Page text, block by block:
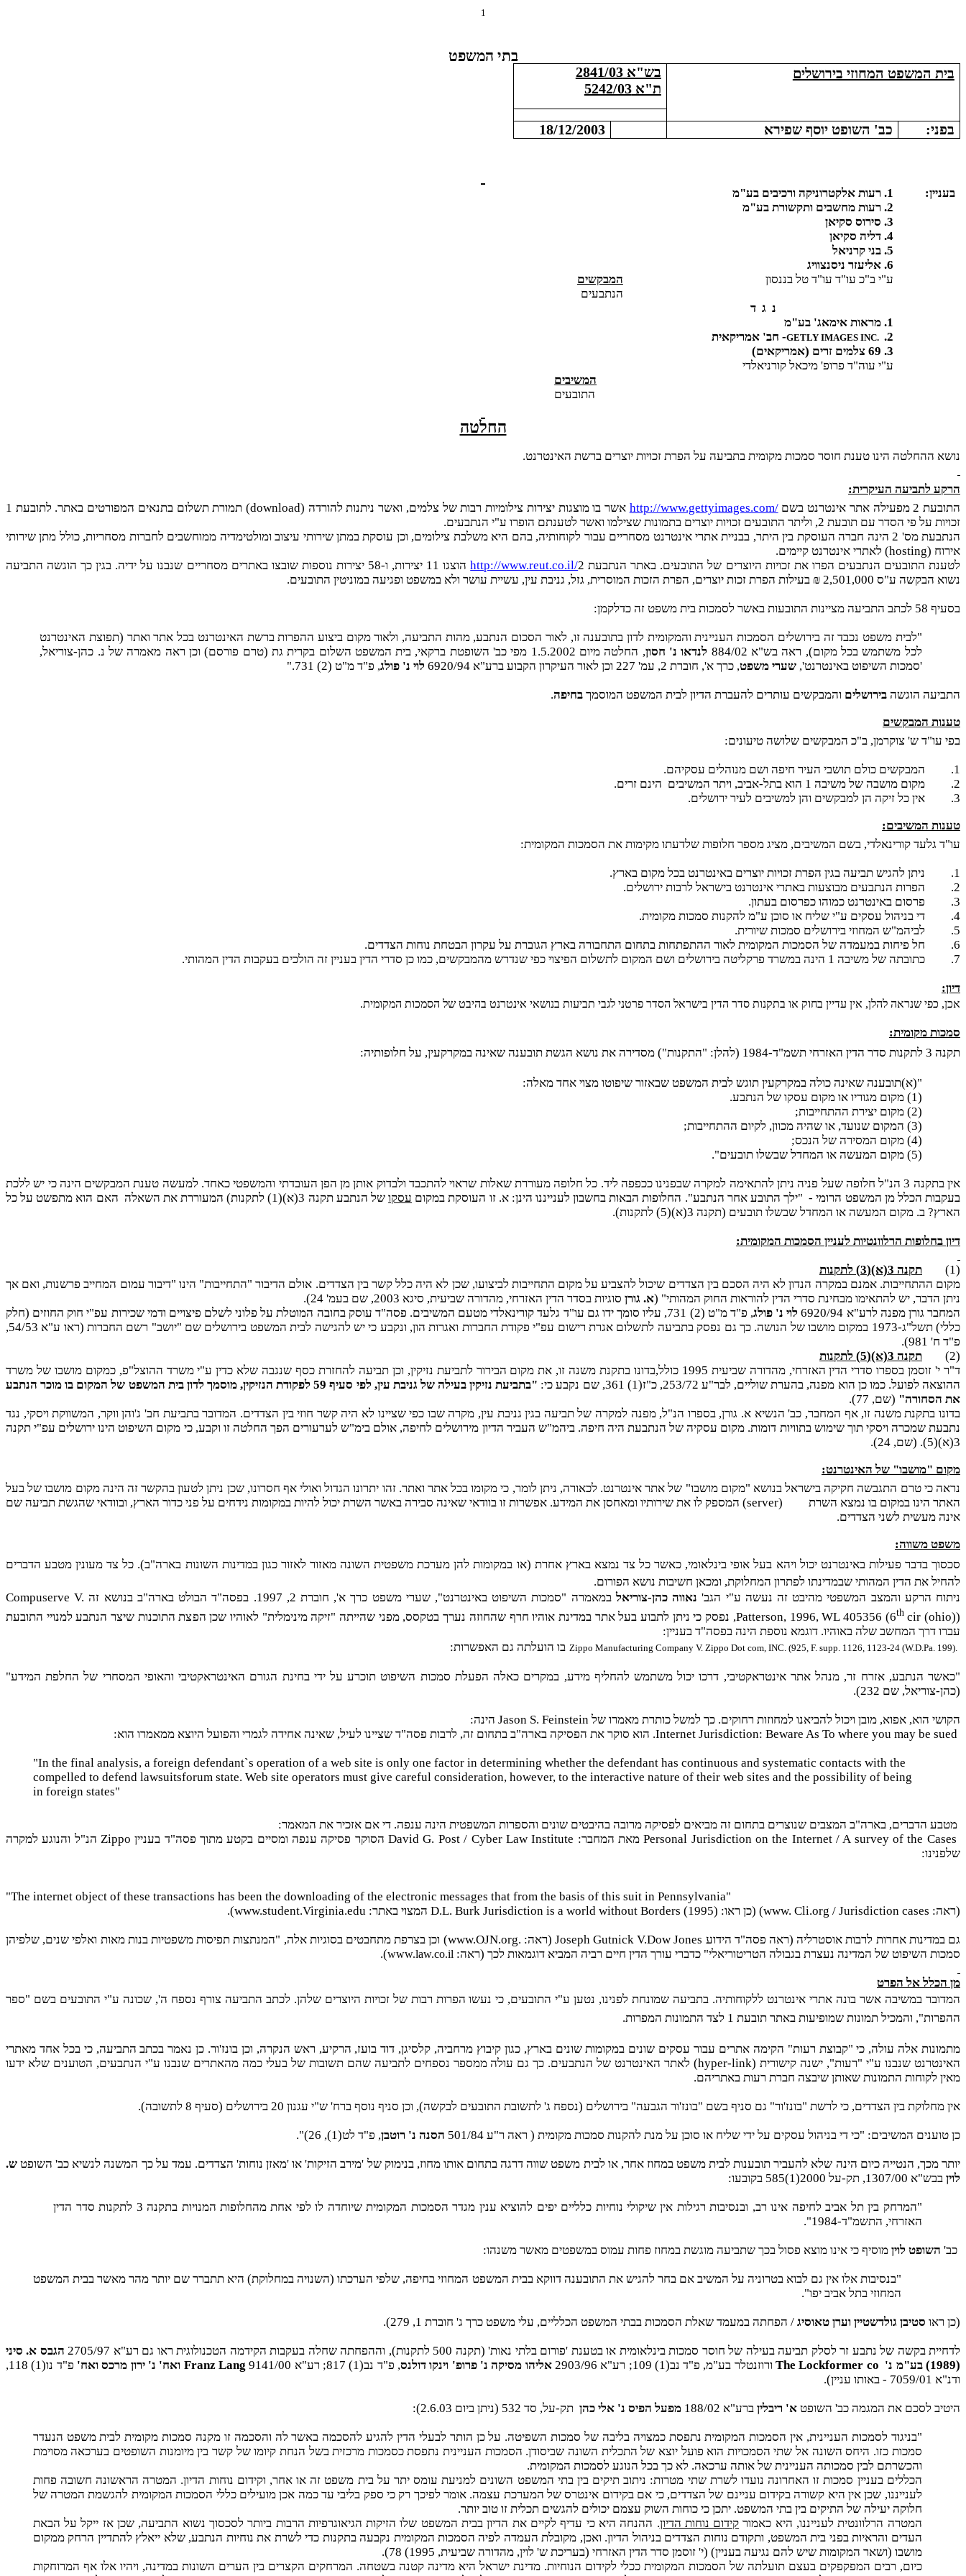
1
בתי המשפט
בש"א 2841/03
ת"א 5242/03
בית המשפט המחוזי בירושלים
18/12/2003 כב' השופט יוסף שפירא בפני:
1. רעות אלקטרוניקה ורכיבים בע"מ
2. רעות מחשבים ותקשורת בע"מ
3. סירוס סקיאן
4. דליה סקיאן
5. בני קרניאל
6. אליעזר ניסנצוויג
בעניין:
המבקשים
הנתבעים
ע"י ב"כ עו"ד עו"ד טל בננסון
נ ג ד
1. מראות אימאג' בע"מ
2.
GETLY IMAGES INC.- חב' אמריקאית
3. 69 צלמים זרים (אמריקאים)
ע"י עוה"ד פרופ' מיכאל קורניאלדי
המשיבים
התובעים
החלטה
נושא ההחלטה הינו טענת חוסר סמכות מקומית בתביעה על הפרת זכויות יוצרים ברשת האינטרנט.
הרקע לתביעה העיקרית:
התובעת 2 מפעילה אתר אינטרנט בשם
http://www.gettyimages.com/ אשר בו מוצגות יצירות צילומיות רבות של צלמים, ואשר ניתנות להורדה (download
) תמורת תשלום בתנאים המפורטים באתר. לתובעת 1
זכויות על פי הסדר עם תובעת 2, וליתר התובעים זכויות יוצרים בתמונות שצילמו ואשר לטענתם הופרו ע"י הנתבעים.
הנתבעת מס' 2 הינה חברה העוסקת בין היתר, בבניית אתרי אינטרנט מסחריים עבור לקוחותיה, בהם היא משלבת צילומים, וכן עוסקת במתן שירותי עיצוב ומולטימדיה ממוחשבים לחברות מסחריות, כולל מתן שירותי
אירוח (hosting) לאתרי אינטרנט קיימים.
לטענת התובעים הנתבעים הפרו את זכויות היוצרים של התובעים. באתר הנתבעת 2
http://www.reut.co.il/
הוצגו 11 יצירות, ו-58 יצירות נוספות שובצו באתרים מסחריים שנבנו על ידיה. בגין כך הוגשה התביעה
נשוא הבקשה ע"ס 2,501,000 ₪ בעילות הפרת זכות יוצרים, הפרת הזכות המוסרית, גזל, גניבת עין, עשיית עושר ולא במשפט ופגיעה במוניטין התובעים.
בסעיף 58 לכתב התביעה מציינות התובעות באשר לסמכות בית משפט זה כדלקמן:
"לבית משפט נכבד זה בירושלים הסמכות העניינית והמקומית לדון בתובענה זו, לאור הסכום הנתבע, מהות התביעה, ולאור מקום ביצוע ההפרות ברשת האינטרנט בכל אתר ואתר (תפוצת האינטרנט
לכל משתמש בכל מקום), ראה בש"א 884/02
לנדאו נ' חסון
, החלטה מיום 1.5.2002 מפי כב' השופטת ברקאי, בית המשפט השלום בקרית גת (טרם פורסם) וכן ראה מאמרה של נ. כהן-צוריאל,
'סמכות השיפוט באינטרנט',שערי משפט, כרך א', חוברת 2, עמ' 227 וכן לאור העיקרון הקבוע ברע"א 6920/94 לוי נ' פולג, פ"ד מ"ט (2) 731."
התביעה הוגשה בירושלים והמבקשים עותרים להעברת הדיון לבית המשפט המוסמך בחיפה.
טענות המבקשים
בפי עו"ד ש' צוקרמן, ב"כ המבקשים שלושה טיעונים:
1.
המבקשים כולם תושבי העיר חיפה ושם מנוהלים עסקיהם.
2.
מקום מושבה של משיבה 1 הוא בתל-אביב, ויתר המשיבים
הינם זרים.
3.
אין כל זיקה הן למבקשים והן למשיבים לעיר ירושלים.
טענות המשיבים:
עו"ד גלעד קורינאלדי, בשם המשיבים, מציג מספר חלופות שלדעתו מקימות את הסמכות המקומית:
1.
ניתן להגיש תביעה בגין הפרת זכויות יוצרים באינטרנט בכל מקום בארץ.
2.
הפרות הנתבעים מבוצעות באתרי אינטרנט בישראל לרבות ירושלים.
3.
פרסום באינטרנט כמוהו כפרסום בעתון.
4.
די בניהול עסקים ע"י שליח או סוכן ע"מ להקנות סמכות מקומית.
5.
לביהמ"ש המחוזי בירושלים סמכות שיורית.
6.
חל פיחות במעמדה של הסמכות המקומית לאור ההתפתחות בתחום התחבורה בארץ הגוברת על עקרון הבטחת נוחות הצדדים.
7.
כתובתה של משיבה 1 הינה במשרד פרקליטה בירושלים ושם המקום לתשלום הפיצוי כפי שנדרש מהמבקשים, כמו כן סדרי הדין בעניין זה הולכים בעקבות הדין המהותי.
דיון:
אכן, כפי שנראה להלן, אין עדיין בחוק או בתקנות סדר הדין בישראל הסדר פרטני לגבי תביעות בנושאי אינטרנט בהיבט של הסמכות המקומית.
סמכות מקומית:
תקנה 3 לתקנות סדר הדין האזרחי תשמ"ד-1984 (להלן: "התקנות") מסדירה את נושא הגשת תובענה שאינה במקרקעין, על חלופותיה:
"(א)תובענה שאינה כולה במקרקעין תוגש לבית המשפט שבאזור שיפוטו מצוי אחד מאלה:
(1) מקום מגוריו או מקום עסקו של הנתבע.
(2) מקום יצירת ההתחייבות;
(3) המקום שנועד, או שהיה מכוון, לקיום ההתחייבות;
(4) מקום המסירה של הנכס;
(5) מקום המעשה או המחדל שבשלו תובעים".
אין בתקנה 3 הנ"ל חלופה שעל פניה ניתן להתאימה למקרה שבפנינו ככפפה ליד. כל חלופה מעוררת שאלות שראוי להתכבד ולבדוק אותן מן הפן העובדתי והמשפטי כאחד. למעשה טענת המבקשים הינה כי יש ללכת
בעקבות הכלל מן המשפט הרומי - "ילך התובע אחר הנתבע". החלופות הבאות בחשבון לענייננו הינן: א. זו העוסקת במקום עסקושל הנתבע תקנה 3(א)(1) לתקנות) המעוררת את השאלה
האם הוא מתפשט על כל
הארץ? ב. מקום המעשה או המחדל שבשלו תובעים (תקנה 3(א)(5) לתקנות).
דיון בחלופות הרלוונטיות לעניין הסמכות המקומית:
(1)
תקנה 3(א)(3) לתקנות
מקום ההתחייבות. אמנם במקרה הנדון לא היה הסכם בין הצדדים שיכול להצביע על מקום התחייבות לביצועו, שכן לא היה כלל קשר בין הצדדים. אולם הדיבור "התחייבות" הינו "דיבור עמום המחייב פרשנות, ואם אך
ניתן הדבר, יש להתאימו מבחינת סדרי הדין להוראות החוק המהותי" (א. גורן סוגיות בסדר הדין האזרחי, מהדורה שביעית, סיגא 2003, שם בעמ' 24).
המחבר גורן מפנה לרע"א 6920/94
לוי נ' פולג
, פ"ד מ"ט (2) 731, עליו סומך ידו גם עו"ד גלעד קורינאלדי מטעם המשיבים. פסה"ד עוסק בחובה המוטלת על פלוני לשלם פיצויים ודמי שכירות עפ"י חוק החוזים (חלק
כללי) תשל"ג-1973 במקום מושבו של הנושה. כך גם נפסק בתביעה לתשלום אגרת רישום עפ"י פקודת החברות ואגרות הון, ונקבע כי יש להגישה לבית המשפט בירושלים שם "יושב" רשם החברות (ראו ע"א 54/53,
פ"ד ח' 981).
(2)
תקנה 3(א)(5) לתקנות
ד"ר י' זוסמן בספרו סדרי הדין האזרחי, מהדורה שביעית 1995 כולל,בדונו בתקנת משנה זו, את מקום הבירור לתביעת נזיקין, וכן תביעה להחזרת כסף שנגבה שלא כדין ע"י משרד ההוצל"פ, כמקום מושבו של משרד
ההוצאה לפועל. כמו כן הוא מפנה, בהערת שוליים, לבר"ע 253/72, כ"ז(1) 361, שם נקבע כי:
"בתביעת נזיקין בעילה של גניבת עין, לפי סעיף 59 לפקודת הנזיקין, מוסמך לדון בית המשפט של המקום בו מוכר הנתבע
את הסחורה" (שם, 77).
בדונו בתקנת משנה זו, אף המחבר, כב' הנשיא א. גורן, בספרו הנ"ל, מפנה למקרה של תביעה בגין גניבת עין, מקרה שבו כפי שציינו לא היה קשר חוזי בין הצדדים. המדובר בתביעת חב' ג'והן ווקר, המשווקת ויסקי, נגד
נתבעת שמכרה ויסקי תוך שימוש בתוויות דומות. מקום עסקיה של הנתבעת היה חיפה. ביהמ"ש העביר הדיון מירושלים לחיפה, אולם בימ"ש לערעורים הפך החלטה זו וקבע, כי מקום השיפוט הינו ירושלים עפ"י תקנה
3(א)(5). (שם, 24).
מקום "מושבו" של האינטרנט:
נראה כי טרם התגבשה חקיקה בישראל בנושא "מקום מושבו" של אתר אינטרנט. לכאורה, ניתן לומר, כי מקומו בכל אתר ואתר. זהו יתרונו הגדול ואולי אף חסרונו, שכן ניתן לטעון בהקשר זה הינה מקום מושבו של בעל
האתר הינו במקום בו נמצא השרת
(
server) המספק לו את שירותיו ומאחסן את המידע. אפשרות זו בוודאי שאינה סבירה באשר השרת יכול להיות במקומות נידחים על פני כדור הארץ, ובוודאי שהגשת תביעה שם
אינה מעשית לשני הצדדים.
משפט משווה:
סכסוך בדבר פעילות באינטרנט יכול ויהא בעל אופי בינלאומי, כאשר כל צד נמצא בארץ אחרת (או במקומות להן מערכת משפטית השונה מאזור לאזור כגון במדינות השונות בארה"ב). כל צד מעונין מטבע הדברים
להחיל את הדין המהותי שבמדינתו לפתרון המחלוקת, ומכאן חשיבות נושא הפורום.
ניתוח הרקע והמצב המשפטי מהיבט זה נעשה ע"י הגב' נאווה כהן-צוריאלבמאמרה "סמכות השיפוט באינטרנט", שערי משפט כרך א', חוברת 2, 1997. בפסה"ד הבולט בארה"ב בנושא זה
Compuserve V.
Patterson, 1996, WL 405356 (6thcir (ohio))
, נפסק כי ניתן לתבוע בעל אתר במדינת אוהיו חרף שהחוזה נערך בטקסס, מפני שהייתה "זיקה מינימלית" לאוהיו שכן הפצת התוכנות שיצר הנתבע למנויי התובעת
עברו דרך המחשב שלה באוהיו. דוגמא נוספת הינה בפסה"ד בעניין:
Zippo Manufacturing Company V. Zippo Dot com, INC. (925, F. supp. 1126, 1123-24 (W.D.Pa. 199). בו הועלתה גם האפשרות:
"כאשר הנתבע, אזרח זר, מנהל אתר אינטראקטיבי, דרכו יכול משתמש להחליף מידע, במקרים כאלה הפעלת סמכות השיפוט תוכרע על ידי בחינת הגורם האינטראקטיבי והאופי המסחרי של החלפת המידע"
(כהן-צוריאל, שם 232).
הקושי הוא, אפוא, מובן ויכול להביאנו למחוזות רחוקים. כך למשל כותרת מאמרו של Jason S. Feinstein הינה:
Internet Jurisdiction: Beware As To where you may be sued. הוא סוקר את הפסיקה בארה"ב בתחום זה, לרבות פסה"ד שציינו לעיל, שאינה אחידה לגמרי והפועל היוצא ממאמרו הוא:
"In the final analysis, a foreign defendant`s operation of a web site is only one factor in determining whether the defendant has continuous and systematic contacts with the
forum state. Web site operators must give careful consideration, however, to the interactive nature of their web sites and the possibility of being
compelled to defend lawsuits
in foreign states"
מטבע הדברים, בארה"ב המצבים שנוצרים בתחום זה מביאים לפסיקה מרובה בהיבטים שונים והספרות המשפטית הינה ענפה. די אם אזכיר את המאמר:
Personal Jurisdiction on the Internet / A survey of the Cases מאת המחבר: David G. Post / Cyber Law Instituteהסוקר פסיקה ענפה ומסיים בקטע מתוך פסה"ד בעניין Zippo הנ"ל והנוגע למקרה
שלפנינו:
"The internet object of these transactions has been the downloading of the electronic messages that from the basis of this suit in Pennsylvania"
(ראה: Cli.org / Jurisdiction cases
(www. (כן ראו: D.L. Burk Jurisdiction is a world without Borders (1995) המצוי באתר: www.student.Virginia.edu
).
גם במדינות אחרות לרבות אוסטרליה (ראה פסה"ד הידוע Joseph Gutnick V.Dow Jones (ראה: www.OJN.org.) וכן בצרפת מתחבטים בסוגיות אלה, "המנתצות תפיסות משפטיות בנות מאות ואלפי שנים, שלפיהן
סמכות השיפוט של המדינה נעצרת בגבולה הטריטוריאלי" כדברי עורך הדין חיים רביה המביא דוגמאות לכך )ראה: www.law.co.il
).
מן הכלל אל הפרט
המדובר במשיבה אשר בונה אתרי אינטרנט ללקוחותיה. בתביעה שמונחת לפנינו, נטען ע"י התובעים, כי נעשו הפרות רבות של זכויות היוצרים שלהן. לכתב התביעה צורף נספח ה', שכונה ע"י התובעים בשם "ספר
ההפרות", והמכיל תמונות שמופיעות באתר תובעת 1 לצד התמונות המפרות.
מתמונות אלה עולה, כי "קבוצת רעות" הקימה אתרים עבור עסקים שונים במקומות שונים בארץ, כגון קיבוץ מרחביה, קלסיגן, דוד בועז, הרקיע, ראש הנקרה, וכן בונז'ור. כן נאמר בכתב התביעה, כי בכל אחד מאתרי
האינטרנט שנבנו ע"י "רעות", ישנה קישורית (hyper-link)לאתר האינטרנט של הנתבעים. כך גם עולה ממספר נספחים לתביעה שהם תשובות של בעלי כמה מהאתרים שנבנו ע"י הנתבעים, הטוענים שלא ידעו
מאין לקוחות התמונות שאותן שיבצה חברת רעות באתריהם.
אין מחלוקת בין הצדדים, כי לרשת "בונז'ור" גם סניף בשם "בונז'ור הגבעה" בירושלים (נספח ג' לתשובת התובעים לבקשה), וכן סניף נוסף ברח' ש"י עגנון 20 בירושלים (סעיף 8 לתשובה).
כן טוענים המשיבים: "כי די בניהול עסקים על ידי שליח או סוכן על מנת להקנות סמכות מקומית ( ראה ר"ע 501/84 הסנה נ' רוטבן, פ"ד לט(1), 26)".
יותר מכך, הנטייה כיום הינה שלא להעביר תובענות לבית משפט במחוז אחר, או לבית משפט שווה דרגה בתחום אותו מחוז, בנימוק של 'מירב הזיקות' או 'מאזן נוחות' הצדדים. עמד על כך המשנה לנשיא כב' השופט ש.
לוין בבש"א 1307/00, תק-על 2000(1)585 בקובעו:
"המרחק בין תל אביב לחיפה אינו רב, ובנסיבות רגילות אין שיקולי נוחיות כלליים יפים להוציא ענין מגדר הסמכות המקומית שיוחדה לו לפי אחת מהחלופות המנויות בתקנה 3 לתקנות סדר הדין
האזרחי, התשמ"ד-1984".
כב' השופט לוין מוסיף כי אינו מוצא פסול בכך שתביעה מוגשת במחוז פחות עמוס במשפטים מאשר משנהו:
"בנסיבות אלו אין גם לבוא בטרוניה על המשיב אם בחר להגיש את התובענה דווקא בבית המשפט המחוזי בחיפה, שלפי הערכתו (השנויה במחלוקת) היא תתברר שם יותר מהר מאשר בבית המשפט
המחוזי בתל אביב יפו".
(כן ראו סטיבן גולדשטיין וערן טאוסיג / הפחתה במעמד שאלת הסמכות בבתי המשפט הכלליים, עלי משפט כרך ג' חוברת 1, 279).
לדחיית בקשה של נתבע זר לסלק תביעה בעילה של חוסר סמכות בינלאומית או בטענת 'פורום בלתי נאות' (תקנה 500 לתקנות), וההפחתה שחלה בעקבות הקידמה הטכנולוגית ראו גם רע"א 2705/97
הגבס א. סיני
(1989) בע"מ נ'
The Lockformer co ורוזנטלר בע"מ, פ"ד נב(1) 109; רע"א 2903/96 אליהו מסיקה נ' פרופ' וינקו דולנס, פ"ד נב(1) 817; רע"א 9141/00 Franz Lang ואח' נ' ירון מרכס ואח'
פ"ד נו(1) 118,
ודנ"א 7059/01 - באותו עניין).
היטיב לסכם את המגמה כב' השופט א' ריבלין ברע"א 188/02 מפעל הפיס נ' אלי כהן תק-על, סד 532 (ניתן ביום 2.6.03):
"בניגוד לסמכות העניינית, אין הסמכות המקומית נתפסת כמצויה בליבה של סמכות השפיטה. על כן הותר לבעלי הדין להגיע להסכמה באשר לה והסכמה זו מקנה סמכות מקומית לבית משפט הנעדר
סמכות כזו. היחס השונה אל שתי הסמכויות הוא פועל יוצא של התכלית השונה שביסודן. הסמכות העניינית נתפסת כסמכות מרכזית בשל הנחת קיומו של קשר בין מיומנות השופטים בערכאה מסוימת
והכשרתם לבין סמכותה העניינית של אותה ערכאה. לא כך בכל הנוגע לסמכות המקומית.
הכללים בעניין סמכות זו האחרונה נועדו לשרת שתי מטרות: ניתוב תיקים בין בתי המשפט השונים למניעת עומס יתר על בית משפט זה או אחר, וקידום נוחות הדיון. המטרה הראשונה חשובה פחות
לענייננו, שכן אין היא קשורה בקידום עניינם של הצדדים, כי אם בקידום אינטרס של המערכת עצמה. אומר לפיכך רק כי ספק בליבי עד כמה אכן מועילים כללי הסמכות המקומית להגשמת המטרה של
חלוקה יעילה של התיקים בין בתי המשפט. יתכן כי כוחות השוק עצמם יכולים להגשים תכלית זו טוב יותר.
המטרה הרלוונטית לענייננו, היא כאמור קידום נוחות הדיון. ההנחה היא כי עדיף לקיים את הדיון בבית המשפט שלו הזיקות הגיאוגרפיות הרבות ביותר לסכסוך נשוא התביעה, שכן אז ייקל על הבאת
העדים והראיות בפני בית המשפט, ותקודם נוחות הצדדים בניהול הדיון. ואכן, מקובלת העמדה לפיה הסמכות המקומית נקבעה בתקנות כדי לשרת את נוחיות הנתבע, שלא ייאלץ להתדיין הרחק ממקום
מושבו (ושאר המקומות שיש להם נגיעה בעניין) (י' זוסמן סדר הדין האזרחי (בעריכת ש' לוין, מהדורה שביעית, 1995) 78).
כיום, רבים המפקפקים בעצם תועלתה של הסמכות המקומית ככלי לקידום הנוחיות. מדינת ישראל היא מדינה קטנה בשטחה. המרחקים הקצרים בין הערים השונות במדינה, ויהיו אלו אף המרוחקות